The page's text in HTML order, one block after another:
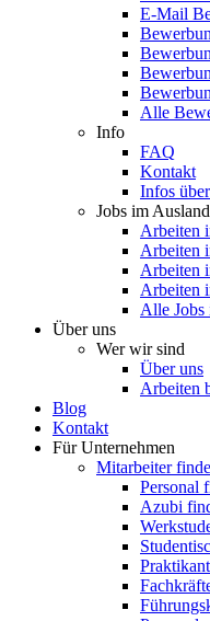
E-Mail
Alle
Info
FAQ
Kontakt
Infos
Jobs im Ausland
Arbeiten
Arbeiten
Arbeiten
Arbeiten
Alle Jobs
Über uns
Wer wir sind
Über uns
Arbeiten
Blog
Kontakt
Für Unternehmen
Mitarbeiter
Personal
Azubi